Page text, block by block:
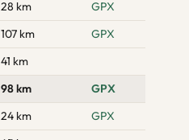
28 km
GPX
107 km
GPX
41 km
98 km
GPX
24 km
GPX